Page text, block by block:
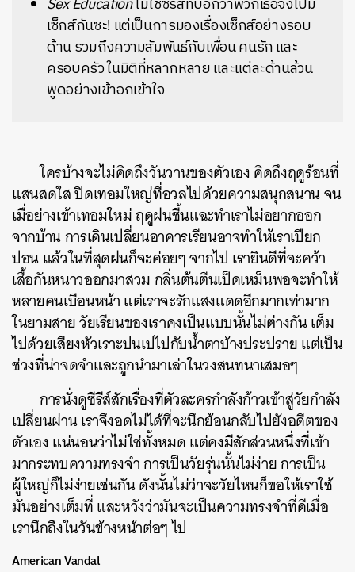
Sex Educationไม่ใช่ซีรีส์ที่บอกว่าพวกเธอจงไปมี
เซ็กส์กันซะ! แต่เป็นการมองเรื่องเซ็กส์อย่างรอบ
ด้าน รวมถึงความสัมพันธ์กับเพื่อน คนรัก และ
ครอบครัว ในมิติที่หลากหลาย และแต่ละด้านล้วน
พูดอย่างเข้าอกเข้าใจ
ใครบ้างจะไม่คิดถึงวันวานของตัวเอง คิดถึงฤดูร้อนที่
แสนสดใส ปิดเทอมใหญ่ที่อวลไปด้วยความสนุกสนาน จน
เมื่อย่างเข้าเทอมใหม่ ฤดูฝนชื้นแฉะทำเราไม่อยากออก
จากบ้าน การเดินเปลี่ยนอาคารเรียนอาจทำให้เราเปียก
ปอน แล้วในที่สุดฝนก็จะค่อยๆ จากไป เรายินดีที่จะคว้า
เสื้อกันหนาวออกมาสวม กลิ่นต้นตีนเป็ดเหม็นพอจะทำให้
หลายคนเบือนหน้า แต่เราจะรักแสงแดดอีกมากเท่ามาก
ในยามสาย วัยเรียนของเราคงเป็นแบบนั้นไม่ต่างกัน เต็ม
ไปด้วยเสียงหัวเราะปนเปไปกับน้ำตาบ้างประปราย แต่เป็น
ช่วงที่น่าจดจำและถูกนำมาเล่าในวงสนทนาเสมอๆ
การนั่งดูซีรีส์สักเรื่องที่ตัวละครกำลังก้าวเข้าสู่วัยกำลัง
เปลี่ยนผ่าน เราจึงอดไม่ได้ที่จะนึกย้อนกลับไปยังอดีตของ
ตัวเอง แน่นอนว่าไม่ใช่ทั้งหมด แต่คงมีสักส่วนหนึ่งที่เข้า
มากระทบความทรงจำ การเป็นวัยรุ่นนั้นไม่ง่าย การเป็น
ผู้ใหญ่ก็ไม่ง่ายเช่นกัน ดังนั้นไม่ว่าจะวัยไหนก็ขอให้เราใช้
มันอย่างเต็มที่ และหวังว่ามันจะเป็นความทรงจำที่ดีเมื่อ
เรานึกถึงในวันข้างหน้าต่อๆ ไป
American Vandal